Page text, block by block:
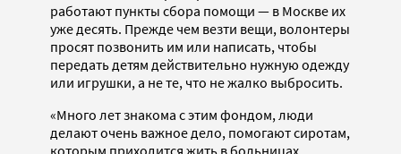
работают пункты сбора помощи — в Москве их
уже десять. Прежде чем везти вещи, волонтеры
просят позвонить им или написать, чтобы
передать детям действительно нужную одежду
или игрушки, а не те, что не жалко выбросить.
«Много лет знакома с этим фондом, люди
делают очень важное дело, помогают сиротам,
которым приходится жить в больницах,